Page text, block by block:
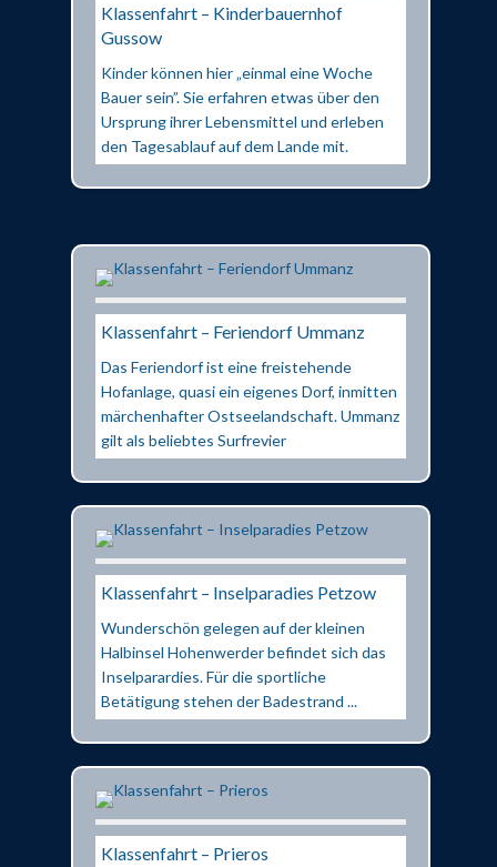
Klassenfahrt – Kinderbauernhof
Gussow
Kinder können hier „einmal eine Woche
Bauer sein”. Sie erfahren etwas über den
Ursprung ihrer Lebensmittel und erleben
den Tagesablauf auf dem Lande mit.
Klassenfahrt – Feriendorf Ummanz
Das Feriendorf ist eine freistehende
Hofanlage, quasi ein eigenes Dorf, inmitten
märchenhafter Ostseelandschaft. Ummanz
gilt als beliebtes Surfrevier
Klassenfahrt – Inselparadies Petzow
Wunderschön gelegen auf der kleinen
Halbinsel Hohenwerder befindet sich das
Inselparardies. Für die sportliche
Betätigung stehen der Badestrand ...
Klassenfahrt – Prieros